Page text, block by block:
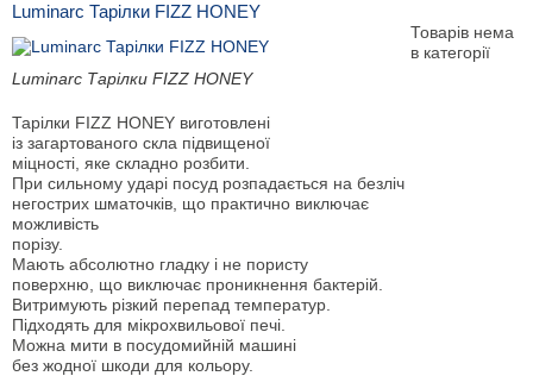
Luminarc Тарілки FIZZ HONEY
Luminarc Тарілки FIZZ HONEY
Тарілки FIZZ HONEY виготовлені
із загартованого скла підвищеної
міцності, яке складно розбити.
При сильному ударі посуд розпадається на безліч
негострих шматочків, що практично виключає
можливість
порізу.
Мають абсолютно гладку і не пористу
поверхню, що виключає проникнення бактерій.
Витримують різкий перепад температур.
Підходять для мікрохвильової печі.
Можна мити в посудомийній машині
без жодної шкоди для кольору.
Товарів нема
в категорії